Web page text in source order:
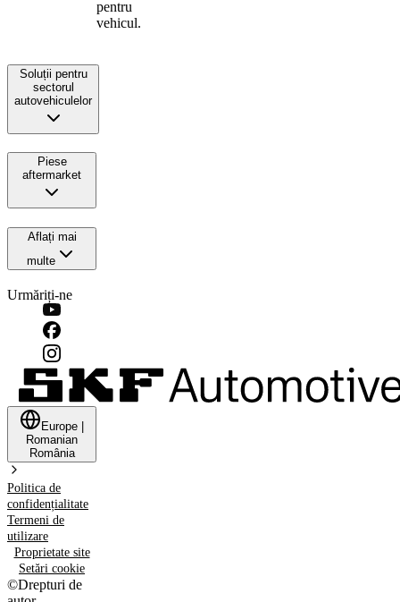
pentru
vehicul.
Soluții pentru
sectorul
autovehiculelor
Piese
aftermarket
Aflați mai
multe
Urmăriți-ne
Europe
Romanian
România
Politica de
confidențialitate
Termeni de
utilizare
Proprietate site
Setări cookie
©Drepturi de